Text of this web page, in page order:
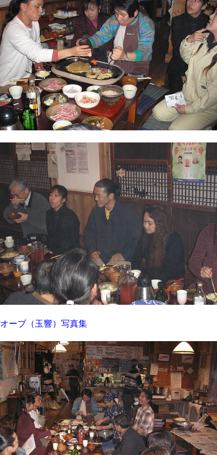
オーブ（玉響）写真集